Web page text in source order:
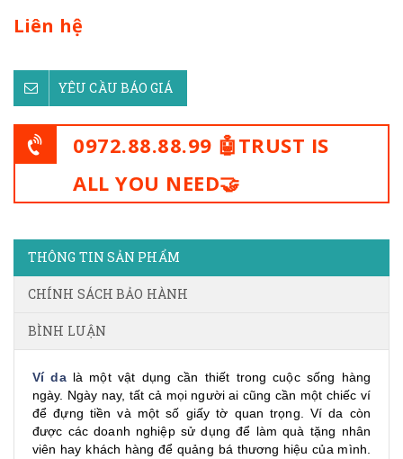
Liên hệ
YÊU CẦU BÁO GIÁ
0972.88.88.99 🤖TRUST IS
ALL YOU NEED🤝
THÔNG TIN SẢN PHẨM
CHÍNH SÁCH BẢO HÀNH
BÌNH LUẬN
Ví dalà một vật dụng cần thiết trong cuộc sống hàng
ngày. Ngày nay, tất cả mọi người ai cũng cần một chiếc ví
để đựng tiền và một số giấy tờ quan trọng. Ví da còn
được các doanh nghiệp sử dụng để làm quà tặng nhân
viên hay khách hàng để quảng bá thương hiệu của mình.